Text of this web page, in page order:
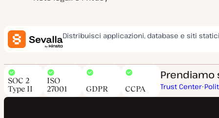
Distribuisci applicazioni, database e siti
Prendiamo
Trust Center
SOC 2
Type II
ISO
27001
GDPR CCPA